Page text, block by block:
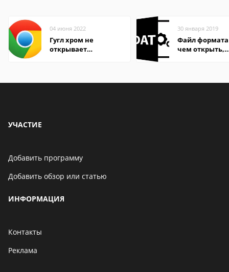
04 июня 2022
Гугл хром не
открывает
30 января 2019
Файл формата
чем открыть,
УЧАСТИЕ
Добавить программу
Добавить обзор или статью
ИНФОРМАЦИЯ
Контакты
Реклама